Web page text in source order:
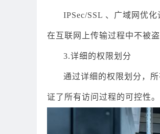
IPSec/SSL 、广域网优
在互联网上传输过程中不被
3.详细的权限划分
通过详细的权限划分，
证了所有访问过程的可控性。